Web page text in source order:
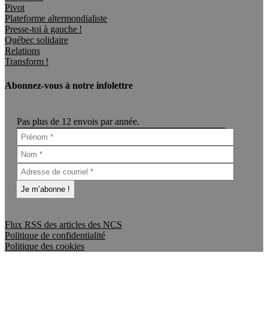
Pivot
Plateforme altermondialiste
Presse-toi à gauche !
Québec solidaire
Relations
Transform !
Abonnez-vous à notre infolettre
Pas plus de 12 envois par année.
Flux RSS des articles des NCS
Politique de confidentialité
Politique des cookies